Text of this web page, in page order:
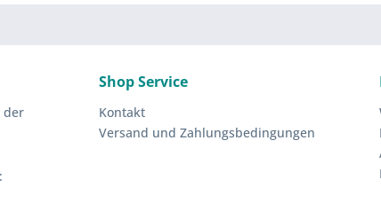
der
Shop Service
Kontakt
Versand und Zahlungsbedingungen